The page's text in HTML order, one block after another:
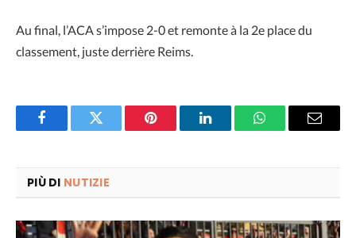
Au final, l’ACA s’impose 2-0 et remonte à la 2e place du
classement, juste derrière Reims.
FacebookTwitter Pinterest LinkedInWhatsAppEmail
PIÙ DI NUTIZIE